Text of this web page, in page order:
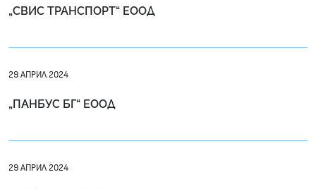
„СВИС ТРАНСПОРТ“ ЕООД
29 АПРИЛ 2024
„ПАНБУС БГ“ ЕООД
29 АПРИЛ 2024